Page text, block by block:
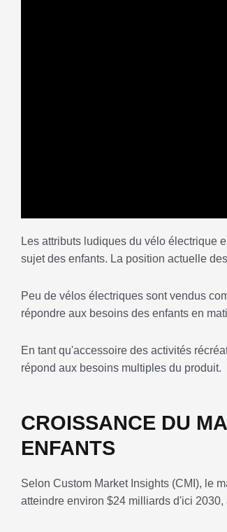
Les attributs ludiques du vélo électrique
sujet des enfants. La position actuelle
Peu de vélos électriques sont vendus
répondre aux besoins des enfants en
En tant qu'accessoire des activités
répond aux besoins multiples du produit.
CROISSANCE DU
ENFANTS
Selon Custom Market Insights (CMI), le
atteindre environ $24 milliards d'ici